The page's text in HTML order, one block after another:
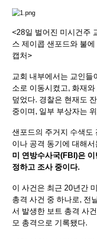
<28일 벌어진 미시건주
스 제이콥 샌포드와 불
캡처>
교회 내부에서는 교인들
소로 이동시켰고, 화재
덮었다. 경찰은 현재도
중이며, 일부 부상자는
샌포드의 주거지 수색도
이나 공격 동기에 대해
미 연방수사국(FBI)은
정하고 조사 중이다.
이 사건은 최근 20년간
총격 사건 중 하나로, 전
서 발생한 보트 총격 사
모 총격으로 기록됐다.